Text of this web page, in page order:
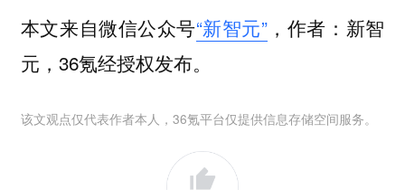
本文来自微信公众号“新智元”，作者：新智
元，36氪经授权发布。
该文观点仅代表作者本人，36氪平台仅提供信息存储空间服务。